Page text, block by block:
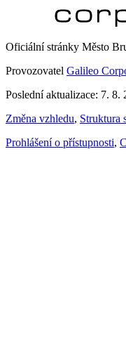
Oficiální stránky Město
Provozovatel Galileo
Poslední aktualizace: 7. 8.
Změna vzhledu, Struktura
Prohlášení o přístupnosti,